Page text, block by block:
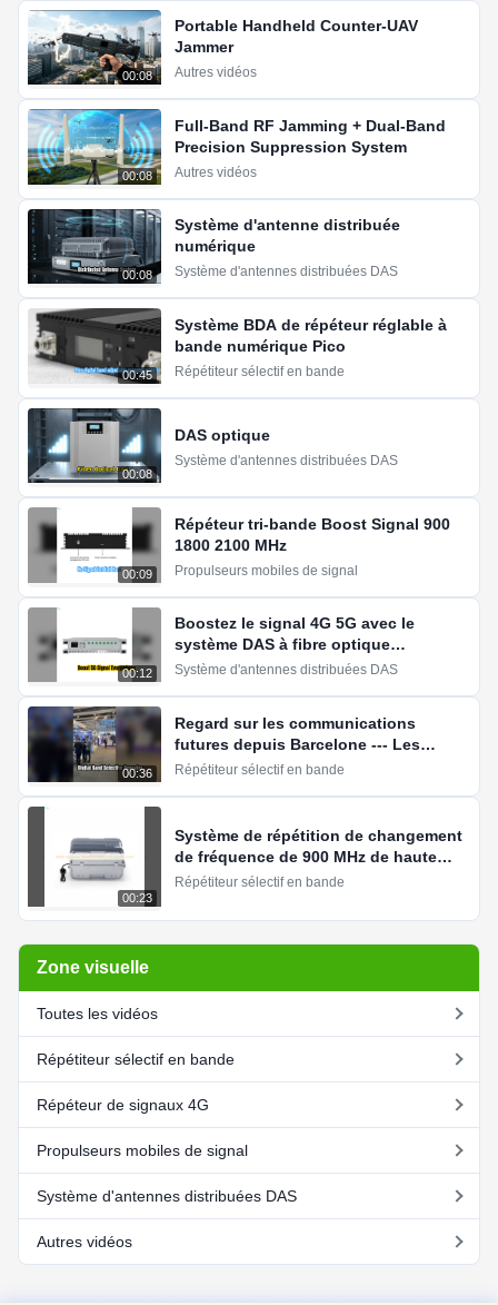
00:08
Portable Handheld Counter-UAV
Jammer
Autres vidéos
00:08
Full-Band RF Jamming + Dual-Band
Precision Suppression System
Autres vidéos
00:08
Système d'antenne distribuée
numérique
Système d'antennes distribuées DAS
00:45
Système BDA de répéteur réglable à
bande numérique Pico
Répétiteur sélectif en bande
00:08
DAS optique
Système d'antennes distribuées DAS
00:09
Répéteur tri-bande Boost Signal 900
1800 2100 MHz
Propulseurs mobiles de signal
00:12
Boostez le signal 4G 5G avec le
système DAS à fibre optique
numérique
Système d'antennes distribuées DAS
00:36
Regard sur les communications
futures depuis Barcelone --- Les
usines sources remodèlent la
Répétiteur sélectif en bande
00:23
Système de répétition de changement
de fréquence de 900 MHz de haute
puissance de 20 watts
Répétiteur sélectif en bande
Zone visuelle
Toutes les vidéos
Répétiteur sélectif en bande
Répéteur de signaux 4G
Propulseurs mobiles de signal
Système d'antennes distribuées DAS
Autres vidéos